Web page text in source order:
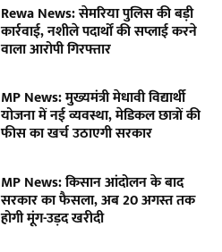
Rewa News: सेमरिया पुलिस की बड़ी
कार्रवाई, नशीले पदार्थों की सप्लाई करने
वाला आरोपी गिरफ्तार
MP News: मुख्यमंत्री मेधावी विद्यार्थी
योजना में नई व्यवस्था, मेडिकल छात्रों की
फीस का खर्च उठाएगी सरकार
MP News: किसान आंदोलन के बाद
सरकार का फैसला, अब 20 अगस्त तक
होगी मूंग-उड़द खरीदी